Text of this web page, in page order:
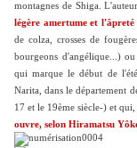
montagnes de Shiga .
légère amertume et
de colza, crosses de
bourgeons d'angélique...)
qui marque le début de
Narita, dans le département
17 et le 19ème siècle-) et qui,
ouvre, selon Hiramatsu